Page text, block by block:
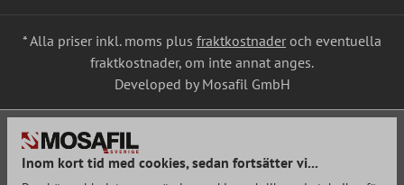
* Alla priser inkl. moms plus fraktkostnader och eventuella
fraktkostnader, om inte annat anges.
Developed by Mosafil GmbH
Inom kort tid med cookies, sedan fortsätter vi...